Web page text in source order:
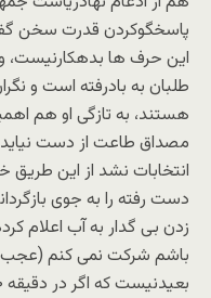
پاسخگوکردن قدرت سخن
این حرف ها بدهکارنیست، و
طلبان به بادرفته است و
هستند، به تازگی او هم
مصداق طاعت از دست نیاید
انتخابات نشد از این طریق
دست رفته را به جوی
زدن بی گدار به آب اعلام
باشم شرکت نمی کنم (عجب